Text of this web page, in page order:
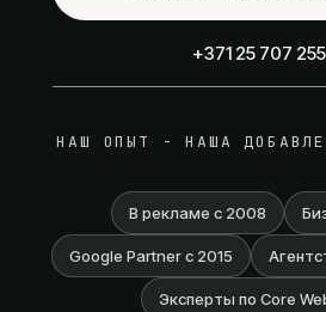
SEO услуги
AI SEO
Разработка сайтов
Landing page
Создание сайтов
+371 25 707 255
НАШ ОПЫТ - НАША
В рекламе с 2008
Google Partner с 2015
Эксперты по Core